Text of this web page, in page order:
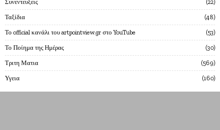
Συνεντευξεις 22
Ταξίδια 48
Το official κανάλι του artpointview.gr στο YouTube 53
Το Ποίημα της Ημέρας 30
Τριτη Ματια 569
Υγεια 160